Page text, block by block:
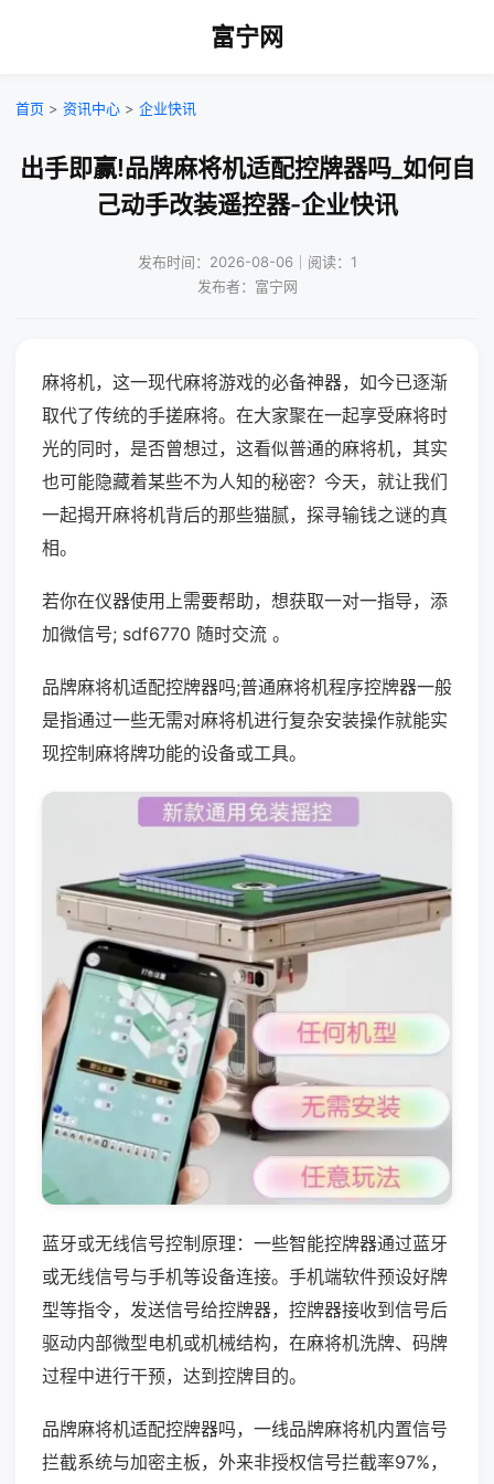
富宁网
首页 > 资讯中心 > 企业快讯
出手即赢!品牌麻将机适配控牌器吗_如何自
己动手改装遥控器-企业快讯
发布时间：2026-08-06｜阅读：1
发布者：富宁网
麻将机，这一现代麻将游戏的必备神器，如今已逐渐
取代了传统的手搓麻将。在大家聚在一起享受麻将时
光的同时，是否曾想过，这看似普通的麻将机，其实
也可能隐藏着某些不为人知的秘密？今天，就让我们
一起揭开麻将机背后的那些猫腻，探寻输钱之谜的真
相。
若你在仪器使用上需要帮助，想获取一对一指导，添
加微信号; sdf6770 随时交流 。
品牌麻将机适配控牌器吗;普通麻将机程序控牌器一般
是指通过一些无需对麻将机进行复杂安装操作就能实
现控制麻将牌功能的设备或工具。
蓝牙或无线信号控制原理：一些智能控牌器通过蓝牙
或无线信号与手机等设备连接。手机端软件预设好牌
型等指令，发送信号给控牌器，控牌器接收到信号后
驱动内部微型电机或机械结构，在麻将机洗牌、码牌
过程中进行干预，达到控牌目的。
品牌麻将机适配控牌器吗，一线品牌麻将机内置信号
拦截系统与加密主板，外来非授权信号拦截率97%，